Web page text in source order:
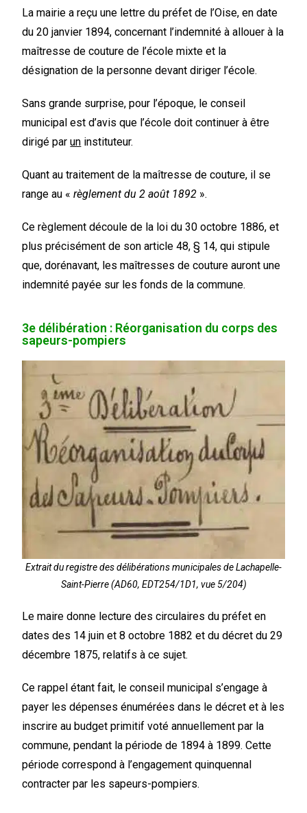
La mairie a reçu une lettre du préfet de l’Oise, en date
du 20 janvier 1894, concernant l’indemnité à allouer à la
maîtresse de couture de l’école mixte et la
désignation de la personne devant diriger l’école.
Sans grande surprise, pour l’époque, le conseil
municipal est d’avis que l’école doit continuer à être
dirigé parun instituteur.
Quant au traitement de la maîtresse de couture, il se
range au «règlement du 2 août 1892 ».
Ce règlement découle de la loi du 30 octobre 1886, et
plus précisément de son article 48, § 14, qui stipule
que, dorénavant, les maîtresses de couture auront une
indemnité payée sur les fonds de la commune.
3e délibération : Réorganisation du corps des
sapeurs-pompiers
Extrait du registre des délibérations municipales de Lachapelle-
Saint-Pierre (AD60, EDT254/1D1, vue 5/204)
Le maire donne lecture des circulaires du préfet en
dates des 14 juin et 8 octobre 1882 et du décret du 29
décembre 1875, relatifs à ce sujet.
Ce rappel étant fait, le conseil municipal s’engage à
payer les dépenses énumérées dans le décret et à les
inscrire au budget primitif voté annuellement par la
commune, pendant la période de 1894 à 1899. Cette
période correspond à l’engagement quinquennal
contracter par les sapeurs-pompiers.